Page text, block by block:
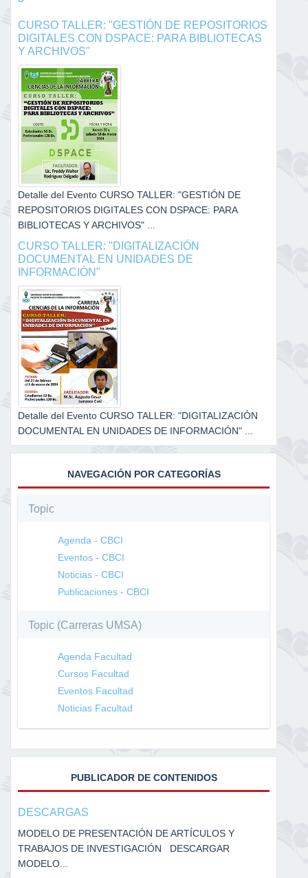
CURSO TALLER: "GESTIÓN DE REPOSITORIOS
DIGITALES CON DSPACE: PARA BIBLIOTECAS
Y ARCHIVOS"
Detalle del Evento CURSO TALLER: "GESTIÓN DE
REPOSITORIOS DIGITALES CON DSPACE: PARA
BIBLIOTECAS Y ARCHIVOS" ...
CURSO TALLER: "DIGITALIZACIÓN
DOCUMENTAL EN UNIDADES DE
INFORMACIÓN"
Detalle del Evento CURSO TALLER: "DIGITALIZACIÓN
DOCUMENTAL EN UNIDADES DE INFORMACIÓN" ...
NAVEGACIÓN POR CATEGORÍAS
Topic
Agenda - CBCI
Eventos - CBCI
Noticias - CBCI
Publicaciones - CBCI
Topic (Carreras UMSA)
Agenda Facultad
Cursos Facultad
Eventos Facultad
Noticias Facultad
PUBLICADOR DE CONTENIDOS
DESCARGAS
MODELO DE PRESENTACIÓN DE ARTÍCULOS Y
TRABAJOS DE INVESTIGACIÓN DESCARGAR
MODELO...